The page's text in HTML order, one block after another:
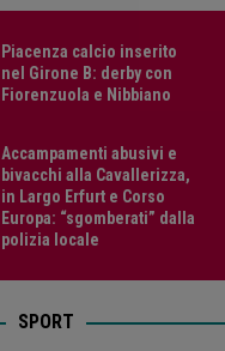
Piacenza calcio inserito
nel Girone B: derby con
Fiorenzuola e Nibbiano
Accampamenti abusivi e
bivacchi alla Cavallerizza,
in Largo Erfurt e Corso
Europa: “sgomberati” dalla
polizia locale
SPORT